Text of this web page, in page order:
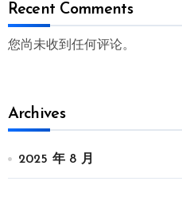
Recent Comments
您尚未收到任何评论。
Archives
2025 年 8 月